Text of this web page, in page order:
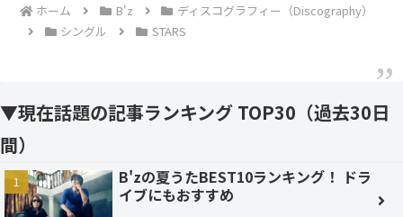
ホーム B'z
ディスコグラフィー（Discography）
シングル
STARS
▼現在話題の記事ランキング TOP30（過去30日
間）
B'zの夏うたBEST10ランキング！ ドラ
イブにもおすすめ